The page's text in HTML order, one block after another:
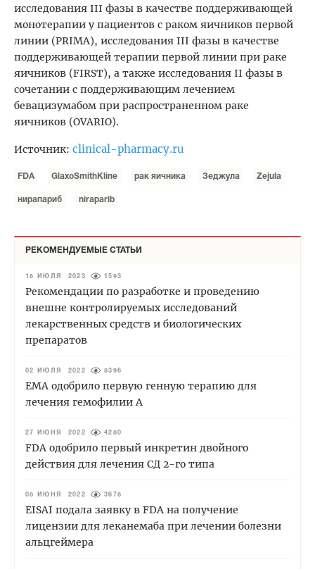
исследования III фазы в качестве поддерживающей
монотерапии у пациентов с раком яичников первой
линии (PRIMA), исследования III фазы в качестве
поддерживающей терапии первой линии при раке
яичников (FIRST), а также исследования II фазы в
сочетании с поддерживающим лечением
бевацизумабом при распространенном раке
яичников (OVARIO).
Источник: clinical-pharmacy.ru
FDA GlaxoSmithKline рак яичника Зеджула Zejula
нирапариб niraparib
РЕКОМЕНДУЕМЫЕ СТАТЬИ
18 ИЮЛЯ 2023 1593
Рекомендации по разработке и проведению
внешне контролируемых исследований
лекарственных средств и биологических
препаратов
02 ИЮЛЯ 2022 8396
EMA одобрило первую генную терапию для
лечения гемофилии А
27 ИЮНЯ 2022 4280
FDA одобрило первый инкретин двойного
действия для лечения СД 2-го типа
08 ИЮНЯ 2022 3678
EISAI подала заявку в FDA на получение
лицензии для леканемаба при лечении болезни
альцгеймера